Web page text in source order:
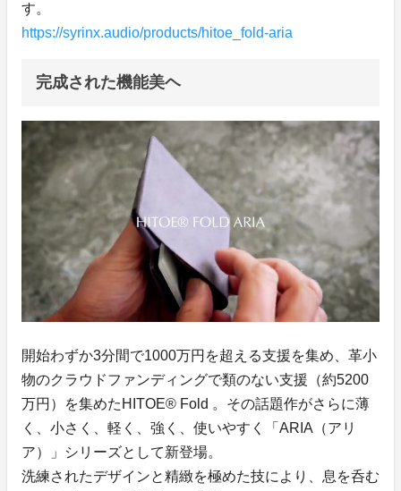
す。
https://syrinx.audio/products/hitoe_fold-aria
完成された機能美ヘ
開始わずか3分間で1000万円を超える支援を集め、革小
物のクラウドファンディングで類のない支援（約5200
万円）を集めたHITOE® Fold 。その話題作がさらに薄
く、小さく、軽く、強く、使いやすく「ARIA（アリ
ア）」シリーズとして新登場。
洗練されたデザインと精緻を極めた技により、息を呑む